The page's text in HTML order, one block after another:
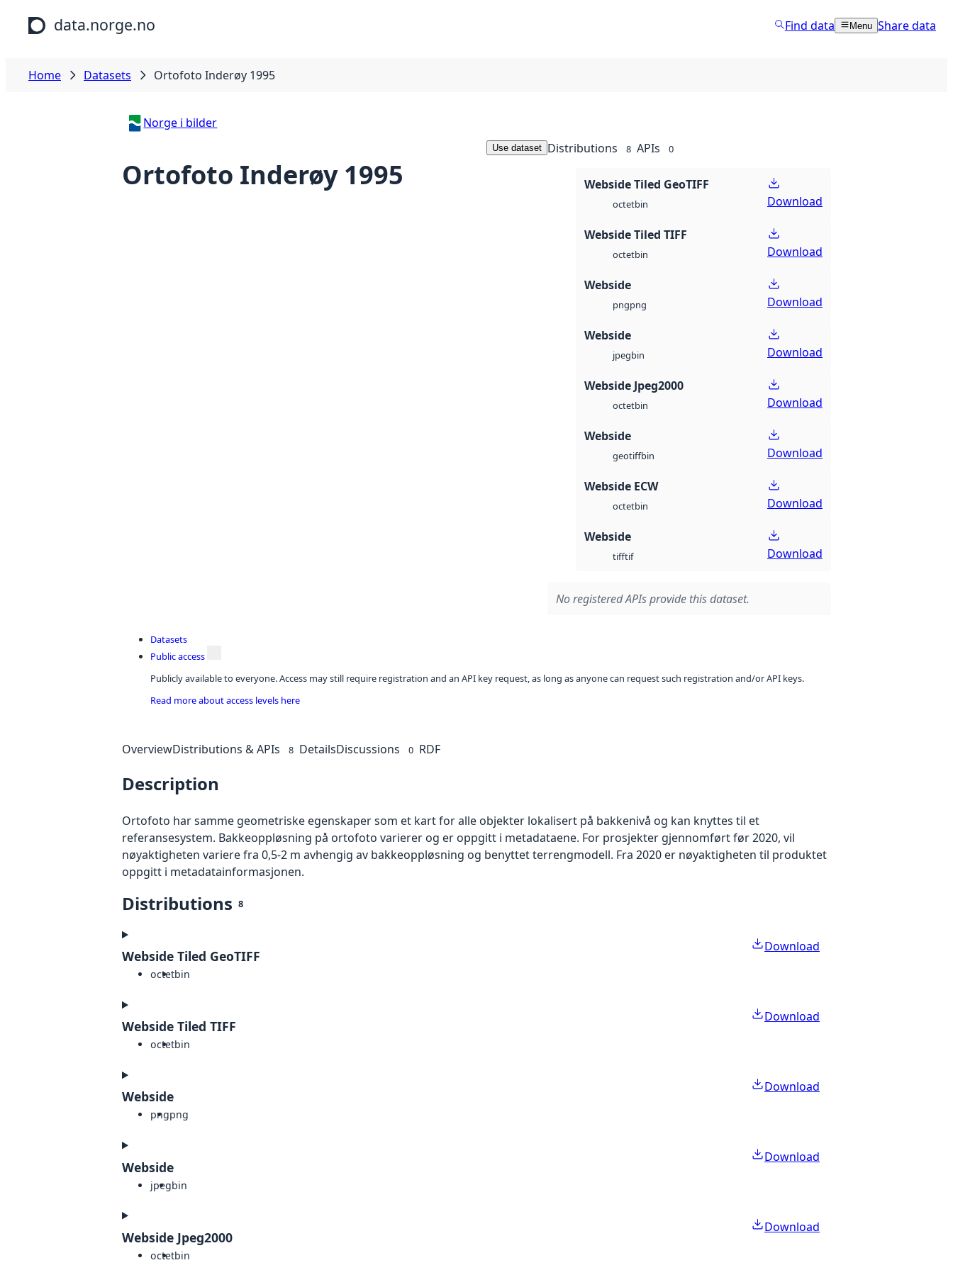
Skip to main content
data.norge.no Find data Menu Share data
Home Datasets Ortofoto Inderøy 1995
Norge i bilder
Ortofoto Inderøy 1995
Use dataset Distributions 8 APIs 0
Webside Tiled GeoTIFF
octetbin Download
Webside Tiled TIFF
octetbin Download
Webside
pngpng Download
Webside
jpegbin Download
Webside Jpeg2000
octetbin Download
Webside
geotiffbin Download
Webside ECW
octetbin Download
Webside
tifftif Download
No registered APIs provide this dataset.
Datasets
Public access
Publicly available to everyone. Access may still require registration and an API key request, as long as anyone can request such registration and/or API keys.
Read more about access levels here
OverviewDistributions & APIs 8 DetailsDiscussions 0 RDF
Description
Ortofoto har samme geometriske egenskaper som et kart for alle objekter lokalisert på bakkenivå og kan knyttes til et
referansesystem. Bakkeoppløsning på ortofoto varierer og er oppgitt i metadataene. For prosjekter gjennomført før 2020, vil
nøyaktigheten variere fra 0,5-2 m avhengig av bakkeoppløsning og benyttet terrengmodell. Fra 2020 er nøyaktigheten til produktet
oppgitt i metadatainformasjonen.
Distributions 8
Webside Tiled GeoTIFF
octetbin
Download
Webside Tiled TIFF
octetbin
Download
Webside
pngpng
Download
Webside
jpegbin
Download
Webside Jpeg2000
octetbin
Download